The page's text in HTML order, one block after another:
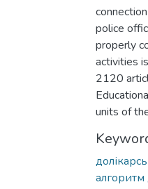
police
properly
activities
2120
units of
алгоритм